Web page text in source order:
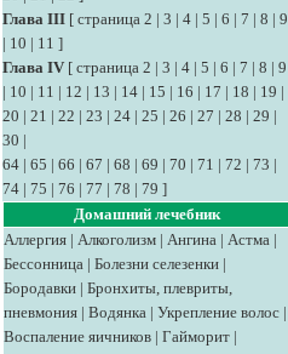
Глава III [ страница 2 | 3 | 4 | 5 | 6 | 7 | 8 | 9
| 10 | 11 ]
Глава IV [ страница 2 | 3 | 4 | 5 | 6 | 7 | 8 | 9
| 10 | 11 | 12 | 13 | 14 | 15 | 16 | 17 | 18 | 19 |
20 | 21 | 22 | 23 | 24 | 25 | 26 | 27 | 28 | 29 |
30 |
64 | 65 | 66 | 67 | 68 | 69 | 70 | 71 | 72 | 73 |
74 | 75 | 76 | 77 | 78 | 79 ]
Домашний лечебник
Аллергия | Алкоголизм | Ангина | Астма |
Бессонница | Болезни селезенки |
Бородавки | Бронхиты, плевриты,
пневмония | Водянка | Укрепление волос |
Воспаление яичников | Гайморит |